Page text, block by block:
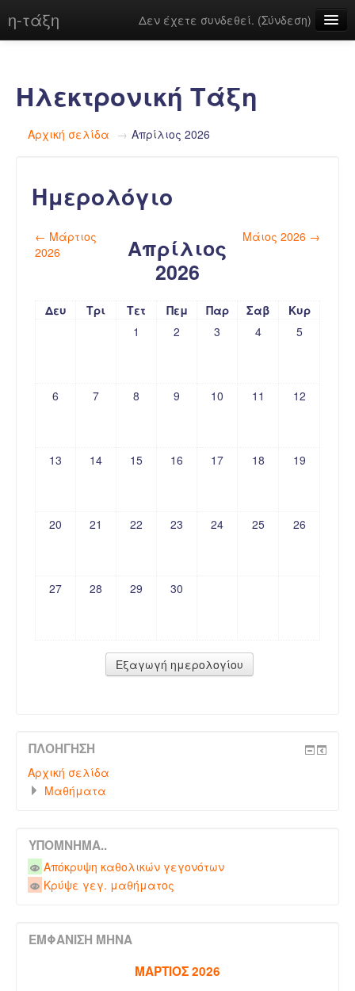
η-τάξη Δεν έχετε συνδεθεί. (Σύνδεση)
Ηλεκτρονική Τάξη
Αρχική σελίδα → Απρίλιος 2026
Ημερολόγιο
← Μάρτιος
2026
Απρίλιος
2026
Μάιος 2026 →
Δευ Τρι Τετ Πεμ Παρ Σαβ
Κυρ
1
2 3 4 5
6 7 8 9 10 11 12
13 14 15 16 17 18 19
20 21 22 23 24 25 26
27 28 29 30
ΠΛΟΉΓΗΣΗ
Αρχική σελίδα
Μαθήματα
ΥΠΌΜΝΗΜΑ..
Απόκρυψη καθολικών γεγονότων
Κρύψε γεγ. μαθήματος
ΕΜΦΆΝΙΣΗ ΜΉΝΑ
ΜΆΡΤΙΟΣ 2026